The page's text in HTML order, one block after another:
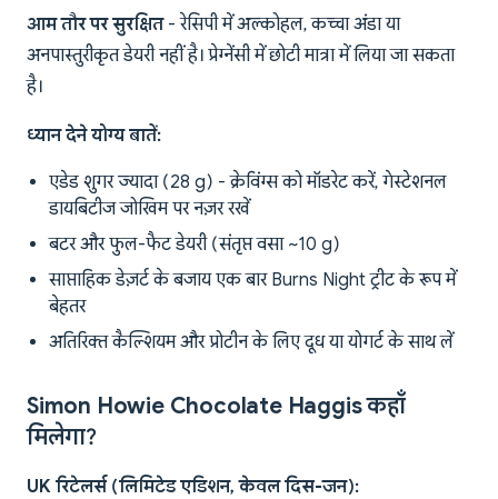
आम तौर पर सुरक्षित- रेसिपी में अल्कोहल, कच्चा अंडा या
अनपास्तुरीकृत डेयरी नहीं है। प्रेग्नेंसी में छोटी मात्रा में लिया जा सकता
है।
ध्यान देने योग्य बातें:
एडेड शुगर ज्यादा (28 g) - क्रेविंग्स को मॉडरेट करें, गेस्टेशनल
डायबिटीज जोखिम पर नज़र रखें
बटर और फुल-फैट डेयरी (संतृप्त वसा ~10 g)
साप्ताहिक डेज़र्ट के बजाय एक बार Burns Night ट्रीट के रूप में
बेहतर
अतिरिक्त कैल्शियम और प्रोटीन के लिए दूध या योगर्ट के साथ लें
Simon Howie Chocolate Haggis कहाँ
मिलेगा?
UK रिटेलर्स (लिमिटेड एडिशन, केवल दिस-जन):